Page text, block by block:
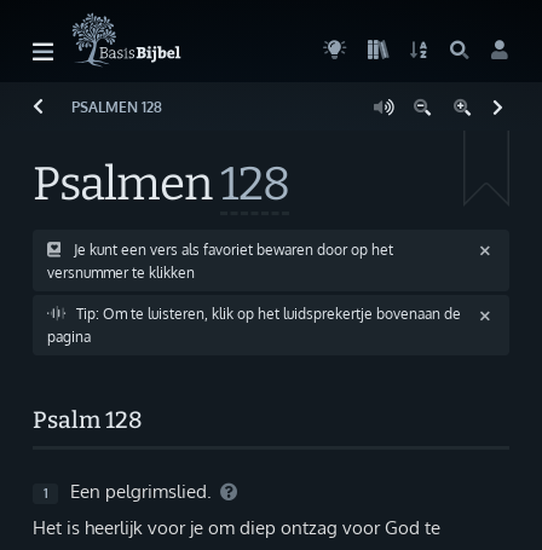
Welkom!
Start
Lezen
Inloggen
PSALMEN 128
Psalmen128
Je kunt een vers als favoriet bewaren door op het
versnummer te klikken
Tip: Om te luisteren, klik op het luidsprekertje bovenaan de
pagina
Psalm 128
1
Een pelgrimslied.
Het is heerlijk voor je om diep ontzag voor God te